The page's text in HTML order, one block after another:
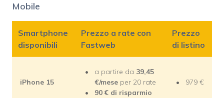
Mobile
Smartphone
disponibili
Prezzo a rate con
Fastweb
Prezzo
di listino
iPhone 15
a partire da 39,45
€/mese per 20 rate
90 € di risparmio
979 €